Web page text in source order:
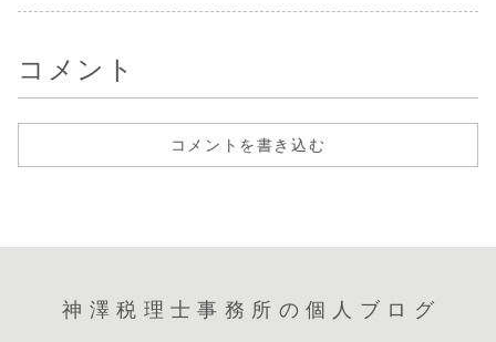
う緩い思い出話を
動への参加は任意
すが、受験で全滅
は一切受け
コメント
コメントを書き込む
神澤税理士事務所の個人ブログ